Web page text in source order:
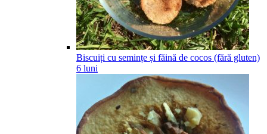
Biscuiți cu semințe și făină de cocos (fără gluten)
6 luni